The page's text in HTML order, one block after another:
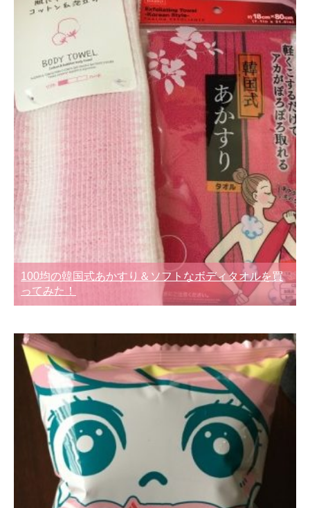
100均の韓国式あかすり＆ソフトなボディタオルを買
ってみた！